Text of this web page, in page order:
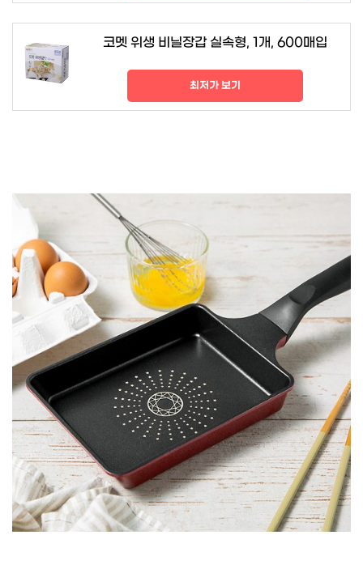
코멧 위생 비닐장갑 실속형, 1개, 600매입
최저가 보기